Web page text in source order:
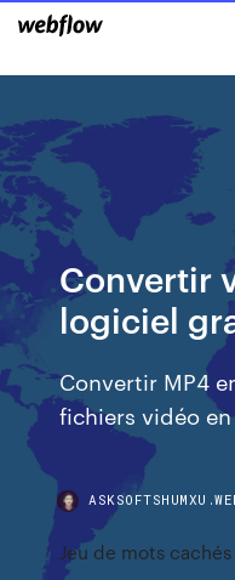
Convertir
logiciel
Convertir MP4
fichiers vidéo
Jeu de mots